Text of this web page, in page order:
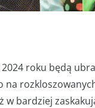
2024 roku będą
bardziej